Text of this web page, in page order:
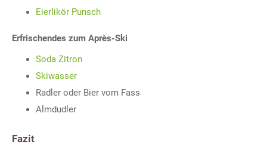
Eierlikör Punsch
Erfrischendes zum Après-Ski
Soda Zitron
Skiwasser
Radler oder Bier vom Fass
Almdudler
Fazit